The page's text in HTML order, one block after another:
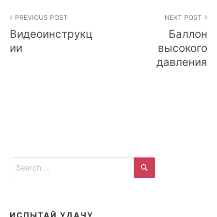
navigation
PREVIOUS POST
Видеоинструкц
ии
NEXT POST
Баллон
высокого
давления
Search
Search
ИСПЫТАЙ УДАЧУ